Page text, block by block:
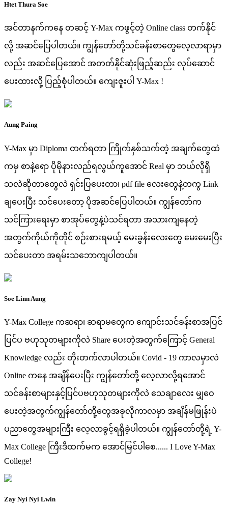
Htet Thura Soe
အင်တာနက်ကနေ တဆင့် Y-Max ကဖွင့်တဲ့ Online class တက်နိုင်
လို့ အဆင်ပြေပါတယ်။ ကျွန်တော်တို့သင်ခန်းစာတွေလေ့လာရာမှာ
လည်း အဆင်ပြေအောင် အတတ်နိုင်ဆုံးဖြည့်ဆည်း လုပ်ဆောင်
ပေးထားလို့ ပြည့်စုံပါတယ်။ ကျေးဇူးပါ Y-Max !
Aung Paing
Y-Max မှာ Diploma တက်ရတာ ကြိုက်နှစ်သက်တဲ့ အချက်တွေထဲ
ကမှ စာနဲ့ရော ပိုမိုနားလည်ရလွယ်ကူအောင် Real မှာ ဘယ်လိုရှိ
သလဲဆိုတာတွေလဲ ရှင်းပြပေးတာ၊ pdf file လေးတွေနဲ့တကွ Link
ချပေးပြီး သင်ပေးတော့ ပိုအဆင်ပြေပါတယ်။ ကျွန်တော်က
သင်ကြားရေးမှာ စာအုပ်တွေနဲ့ပဲသင်ရတာ အသားကျနေတဲ့
အတွက်ကိုယ်ကိုတိုင် စဉ်းစားရမယ့် မေးခွန်းလေးတွေ မေးမေးပြီး
သင်ပေးတာ အရမ်းသဘောကျပါတယ်။
Soe Linn Aung
Y-Max College ကဆရာ၊ ဆရာမတွေက ကျောင်းသင်ခန်းစာအပြင်
ပြင်ပ ဗဟုသုတများကိုလဲ Share ပေးတဲ့အတွက်ကြောင့် General
Knowledge လည်း တိုးတက်လာပါတယ်။ Covid - 19 ကာလမှာလဲ
Online ကနေ အချိန်ပေးပြီး ကျွန်တော်တို့ လေ့လာလို့ရအောင်
သင်ခန်းစာများနှင့်ပြင်ပဗဟုသုတများကိုလဲ သေချာလေး မျှဝေ
ပေးတဲ့အတွက်ကျွန်တော်တို့တွေအခုလိုကာလမှာ အချိန်မဖြုန်းပဲ
ပညာတွေအများကြီး လေ့လာခွင့်ရရှိခဲ့ပါတယ်။ ကျွန်တော်တို့ရဲ့ Y-
Max College ကြီးဒီထက်မက အောင်မြင်ပါစေ...... I Love Y-Max
College!
Zay Nyi Nyi Lwin